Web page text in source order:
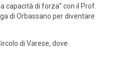
capacità di forza” con il Prof.
di Orbassano per diventare
di Varese, dove